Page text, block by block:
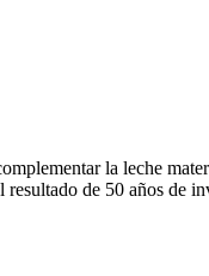
la leche
resultado de 50 años de